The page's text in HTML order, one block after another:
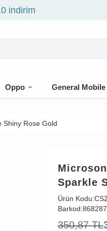
indirim
Oppo General Mobile
Shiny Rose Gold
Sparkle
Ürün Kodu:
Barkod:
350,87 TL